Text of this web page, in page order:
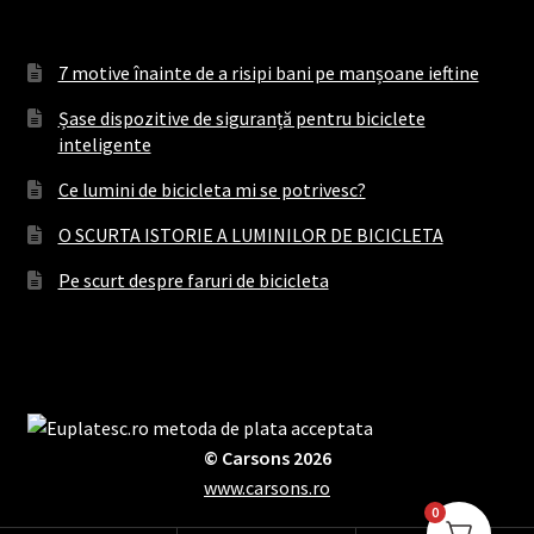
7 motive înainte de a risipi bani pe manșoane ieftine
Șase dispozitive de siguranță pentru biciclete
inteligente
Ce lumini de bicicleta mi se potrivesc?
O SCURTA ISTORIE A LUMINILOR DE BICICLETA
Pe scurt despre faruri de bicicleta
© Carsons 2026
www.carsons.ro
0